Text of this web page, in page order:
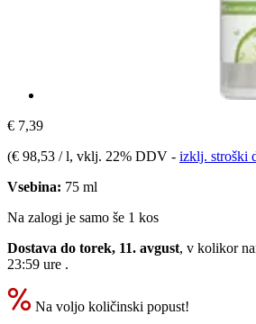
€ 7,39
(€ 98,53 / l, vklj. 22% DDV - izklj. stroški
Vsebina: 75 ml
Na zalogi je samo še 1 kos
Dostava do torek, 11. avgust, v kolikor
23:59 ure .
Na voljo količinski popust!